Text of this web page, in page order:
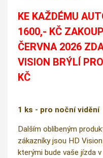
KE KAŽDÉMU
1600,- KČ
ČERVNA 2026
VISION BRÝLÍ
KČ
1 ks - pro noční vidění
Dalším oblíbeným
zákazníky jsou HD
kterými bude vaše jízda